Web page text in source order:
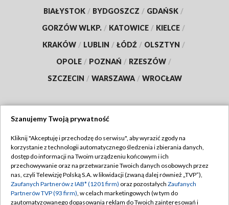
BIAŁYSTOK / BYDGOSZCZ / GDAŃSK /
GORZÓW WLKP. / KATOWICE / KIELCE /
KRAKÓW / LUBLIN / ŁÓDŹ / OLSZTYN /
OPOLE / POZNAŃ / RZESZÓW /
SZCZECIN / WARSZAWA / WROCŁAW
TVP
Abonament TVP
Emisja w TVP
Centrum informacji TVP
Regulamin TVP
Polityka prywatności
Moje zgody
Szanujemy Twoją prywatność
Kliknij "Akceptuję i przechodzę do serwisu", aby wyrazić zgody na
korzystanie z technologii automatycznego śledzenia i zbierania danych,
dostęp do informacji na Twoim urządzeniu końcowym i ich
przechowywanie oraz na przetwarzanie Twoich danych osobowych przez
nas, czyli Telewizję Polską S.A. w likwidacji (zwaną dalej również „TVP”),
Zaufanych Partnerów z IAB* (1201 firm) oraz pozostałych Zaufanych
Partnerów TVP (93 firm), w celach marketingowych (w tym do
zautomatyzowanego dopasowania reklam do Twoich zainteresowań i